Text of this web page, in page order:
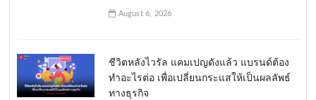
August 6, 2026
ชีวิตหลังไวรัล แคมเปญดังแล้ว แบรนด์ต้อง
ทำอะไรต่อ เพื่อเปลี่ยนกระแสให้เป็นผลลัพธ์
ทางธุรกิจ